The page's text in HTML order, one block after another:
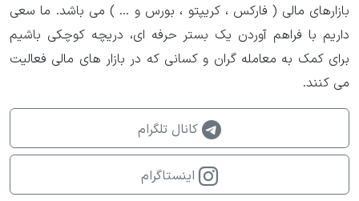
بازارهای مالی ( فارکس ، کریپتو ، بورس و ... ) می باشد. ما سعی
داریم با فراهم آوردن یک بستر حرفه ای، دریچه کوچکی باشیم
برای کمک به معامله گران و کسانی که در بازار های مالی فعالیت
می کنند.
کانال تلگرام
اینستاگرام